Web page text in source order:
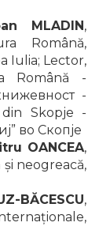
MLADIN,
Română,
Iulia; Lector,
Română -
-
din Skopje -
во Скопје
OANCEA,
neogreacă,
BĂCESCU,